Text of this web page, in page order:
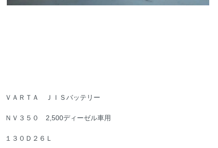
ＶＡＲＴＡ ＪＩＳバッテリー
ＮＶ３５０ 2,500ディーゼル車用
１３０Ｄ２６Ｌ